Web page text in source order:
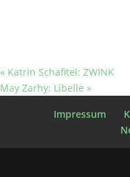
« Katrin Schafitel: ZWINK
May Zarhy: Libelle »
Impressum